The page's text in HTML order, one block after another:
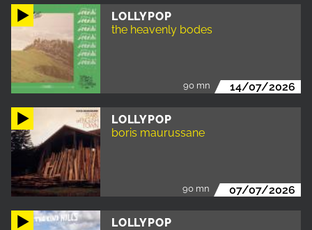
LOLLYPOP
the heavenly bodes
90 mn 14/07/2026
LOLLYPOP
boris maurussane
90 mn 07/07/2026
LOLLYPOP